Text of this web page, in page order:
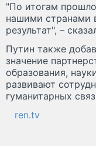
"По итогам
нашими странами
результат", –
Путин также
значение
образования,
развивают
гуманитарных
ren.tv